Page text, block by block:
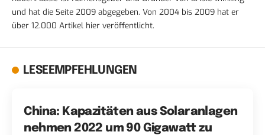
und hat die Seite 2009 abgegeben. Von 2004 bis 2009 hat er
über 12.000 Artikel hier veröffentlicht.
LESEEMPFEHLUNGEN
China: Kapazitäten aus Solaranlagen
nehmen 2022 um 90 Gigawatt zu